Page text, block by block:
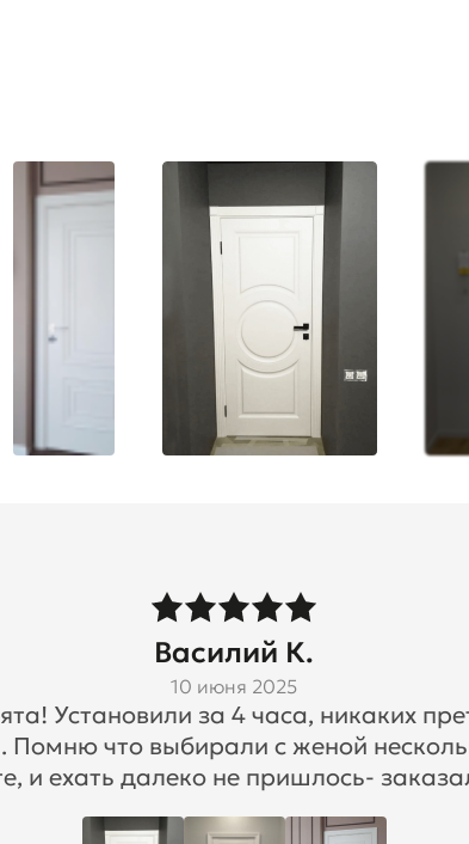
Василий К.
10 июня 2025
Установили за 4 часа, никаких
Помню что выбирали с женой
и ехать далеко не пришлось-